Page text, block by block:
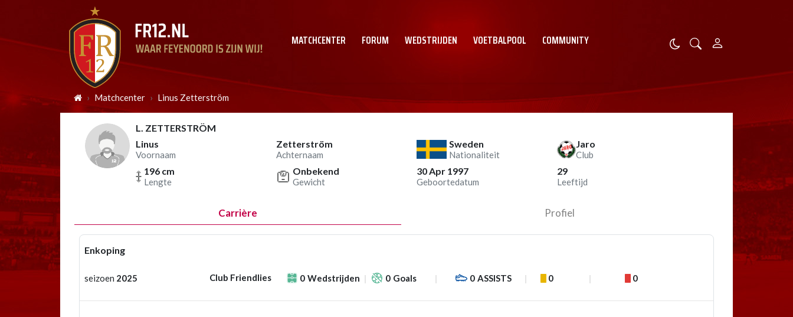
MATCHCENTER FORUM WEDSTRIJDEN VOETBALPOOL COMMUNITY
Matchcenter Linus Zetterström
L. ZETTERSTRÖM
Linus
Voornaam
Zetterström
Achternaam
Sweden
Nationaliteit
Jaro
Club
196 cm
Lengte
Onbekend
Gewicht
30 Apr 1997
Geboortedatum
29
Leeftijd
Carrière Profiel
Enkoping
seizoen 2025 Club Friendlies 0 Wedstrijden 0 Goals 0 ASSISTS 0 0